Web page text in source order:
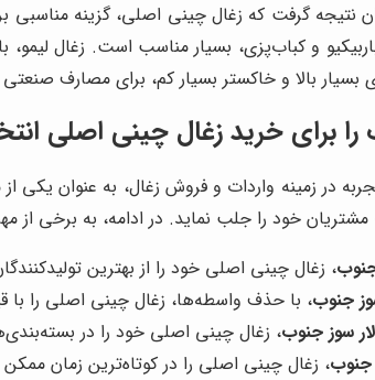
نتیجه گرفت که زغال چینی اصلی، گزینه مناسبی
و کباب‌پزی، بسیار مناسب است. زغال
بسیار بالا و خاکستر بسیار کم، برای مصارف
را برای خرید زغال چینی اصلی
در زمینه واردات و فروش زغال، به عنوان یکی
خود را جلب نماید. در ادامه، به برخی از
، زغال چینی اصلی خود را از بهترین
جنوب، با حذف واسطه‌ها، زغال چینی اصلی را
سوز جنوب، زغال چینی اصلی خود را در
جنوب، زغال چینی اصلی را در کوتاه‌ترین زمان